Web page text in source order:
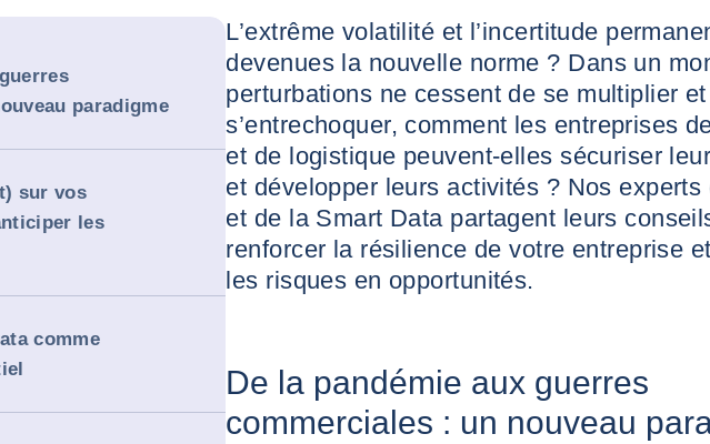
paradigme
sur vos
les
comme
L’extrême volatilité et l’incertitude
devenues la nouvelle norme ? Dans un
perturbations ne cessent de se multiplier
s’entrechoquer, comment les entreprises
et de logistique peuvent-elles sécuriser
et développer leurs activités ? Nos experts
et de la Smart Data partagent leurs
renforcer la résilience de votre entreprise
les risques en opportunités.
De la pandémie aux guerres
commerciales : un nouveau